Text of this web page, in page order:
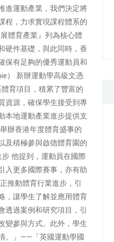
進運動產業，我們決定將
程，力求實現課程體系的
體育產業』列為核心體
硬件基礎，與此同時，香
保有足夠的優秀運動員和
） 新辦運動學高級文憑
育項目，積累了豐富的
資源，確保學生接受到專
本地運動產業進步提供支
辦香港年度體育盛事的
及積極參與啟德體育園的
他提到，運動員在國際
入更多國際賽事，亦有助
推動體育行業進步，引
，讓學生了解並應用體育
透過案例和研究項目，引
變參與方式。此外，學生
。」——「英國運動學國